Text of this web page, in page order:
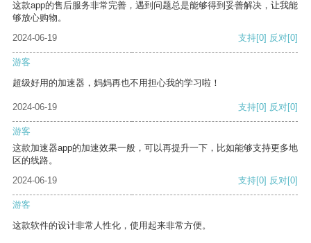
这款app的售后服务非常完善，遇到问题总是能够得到妥善解决，让我能
够放心购物。
2024-06-19
支持[0] 反对[0]
游客
超级好用的加速器，妈妈再也不用担心我的学习啦！
2024-06-19 支持[0] 反对[0]
游客
这款加速器app的加速效果一般，可以再提升一下，比如能够支持更多地
区的线路。
2024-06-19
支持[0] 反对[0]
游客
这款软件的设计非常人性化，使用起来非常方便。